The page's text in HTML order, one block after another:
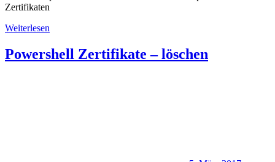
Zertifikaten
Weiterlesen
Powershell Zertifikate – löschen